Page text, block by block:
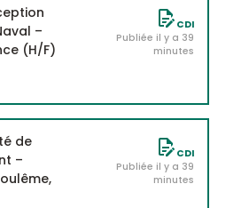
–
(H/F)
CDI
Publiée il y a 39
minutes
de
–
CDI
Publiée il y a 39
minutes